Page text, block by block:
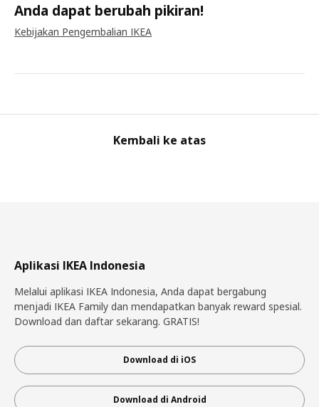
Anda dapat berubah pikiran!
Kebijakan Pengembalian IKEA
Kembali ke atas
Aplikasi IKEA Indonesia
Melalui aplikasi IKEA Indonesia, Anda dapat bergabung
menjadi IKEA Family dan mendapatkan banyak reward spesial.
Download dan daftar sekarang. GRATIS!
Download di iOS
Download di Android